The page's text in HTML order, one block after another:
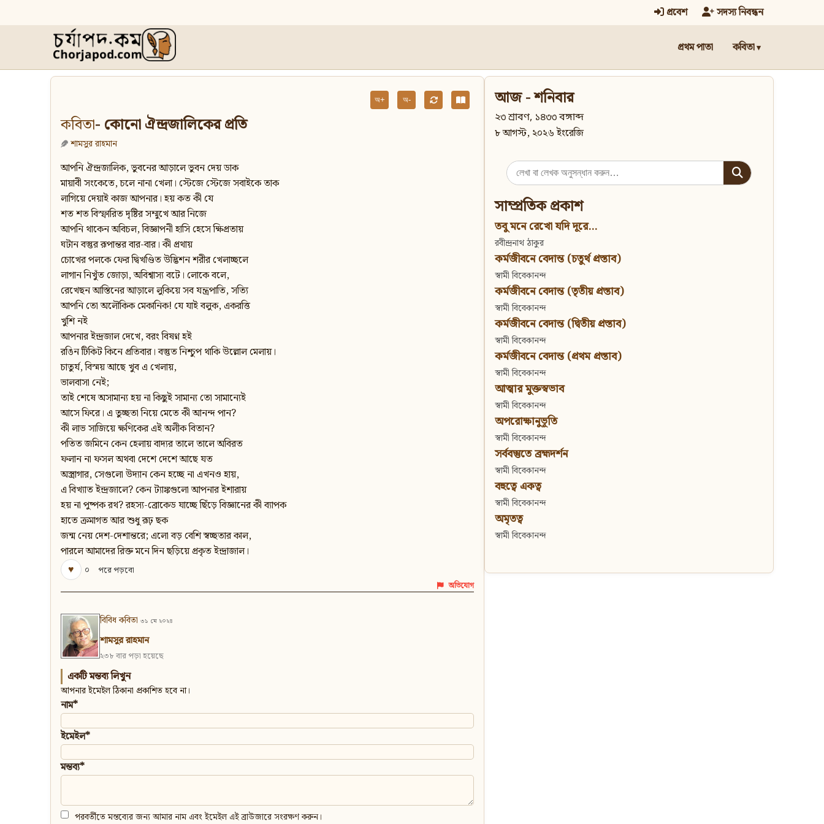
প্রবেশ সদস্য নিবন্ধন
প্রথম পাতা কবিতা
অ+ অ-
কবিতা- কোনো ঐন্দ্রজালিকের প্রতি
শামসুর রাহমান
আপনি ঐন্দ্রজালিক, ভুবনের আড়ালে ভুবন দেয় ডাক
মায়াবী সংকেতে, চলে নানা খেলা। স্টেজে স্টেজে সবাইকে তাক
লাগিয়ে দেয়াই কাজ আপনার। হয় কত কী যে
শত শত বিস্ফারিত দৃষ্টির সম্মুখে আর নিজে
আপনি থাকেন অবিচল, বিজ্ঞাপনী হাসি হেসে ক্ষিপ্রতায়
ঘটান বস্তুর রূপান্তর বার-বার। কী প্রথায়
চোখের পলকে ফের দ্বিখণ্ডিত উদ্ভিশন শরীর খেলাচ্ছলে
লাগান নিখুঁত জোড়া, অবিশ্বাস্য বটে। লোকে বলে,
রেখেছন আস্তিনের আড়ালে লুকিয়ে সব যন্ত্রপাতি, সত্যি
আপনি তো অলৌকিক মেকানিক! যে যাই বলুক, একরত্তি
খুশি নই
আপনার ইন্দ্রজাল দেখে, বরং বিষণ্ন হই
রঙিন টিকিট কিনে প্রতিবার। বস্তুত নিশ্চুপ থাকি উল্লোল মেলায়।
চাতুর্য, বিস্ময় আছে খুব এ খেলায়,
ভালবাসা নেই;
তাই শেষে অসামান্য হয় না কিছুই সামান্য তো সামান্যেই
আসে ফিরে। এ তুচ্ছতা নিয়ে মেতে কী আনন্দ পান?
কী লাভ সাজিয়ে ক্ষণিকের এই অলীক বিতান?
পতিত জমিনে কেন হেলায় বাদ্যর তালে তালে অবিরত
ফলান না ফসল অথবা দেশে দেশে আছে যত
অস্ত্রাগার, সেগুলো উদ্যান কেন হচ্ছে না এখনও হায়,
এ বিখ্যাত ইন্দ্রজালে? কেন ট্যাঙ্কগুলো আপনার ইশারায়
হয় না পুষ্পক রথ? রহস্য-ব্রোকেড যাচ্ছে ছিঁড়ে বিজ্ঞানের কী ব্যাপক
হাতে ক্রমাগত আর শুধু রূঢ় ছক
জন্ম নেয় দেশ-দেশান্তরে; এলো বড় বেশি স্বচ্ছতার কাল,
পারলে আমাদের রিক্ত মনে দিন ছড়িয়ে প্রকৃত ইন্দ্রাজাল।
♥
০ পরে পড়বো
অভিযোগ
বিবিধ কবিতা ৩১ মে ২০২৪
শামসুর রাহমান
২৩৮ বার পড়া হয়েছে
একটি মন্তব্য লিখুন
আপনার ইমেইল ঠিকানা প্রকাশিত হবে না।
নাম*
ইমেইল*
মন্তব্য*
পরবর্তীতে মন্তব্যের জন্য আমার নাম এবং ইমেইল এই ব্রাউজারে সংরক্ষণ করুন।
আজ - শনিবার
২৩ শ্রাবণ, ১৪৩৩ বঙ্গাব্দ
৮ আগস্ট, ২০২৬ ইংরেজি
Search
for:
সাম্প্রতিক প্রকাশ
তবু মনে রেখো যদি দূরে...
রবীন্দ্রনাথ ঠাকুর
কর্মজীবনে বেদান্ত (চতুর্থ প্রস্তাব)
স্বামী বিবেকানন্দ
কর্মজীবনে বেদান্ত (তৃতীয় প্রস্তাব)
স্বামী বিবেকানন্দ
কর্মজীবনে বেদান্ত (দ্বিতীয় প্রস্তাব)
স্বামী বিবেকানন্দ
কর্মজীবনে বেদান্ত (প্রথম প্রস্তাব)
স্বামী বিবেকানন্দ
আত্মার মুক্তস্বভাব
স্বামী বিবেকানন্দ
অপরোক্ষানুভূতি
স্বামী বিবেকানন্দ
সর্ববস্তুতে ব্রহ্মদর্শন
স্বামী বিবেকানন্দ
বহুত্বে একত্ব
স্বামী বিবেকানন্দ
অমৃতত্ব
স্বামী বিবেকানন্দ